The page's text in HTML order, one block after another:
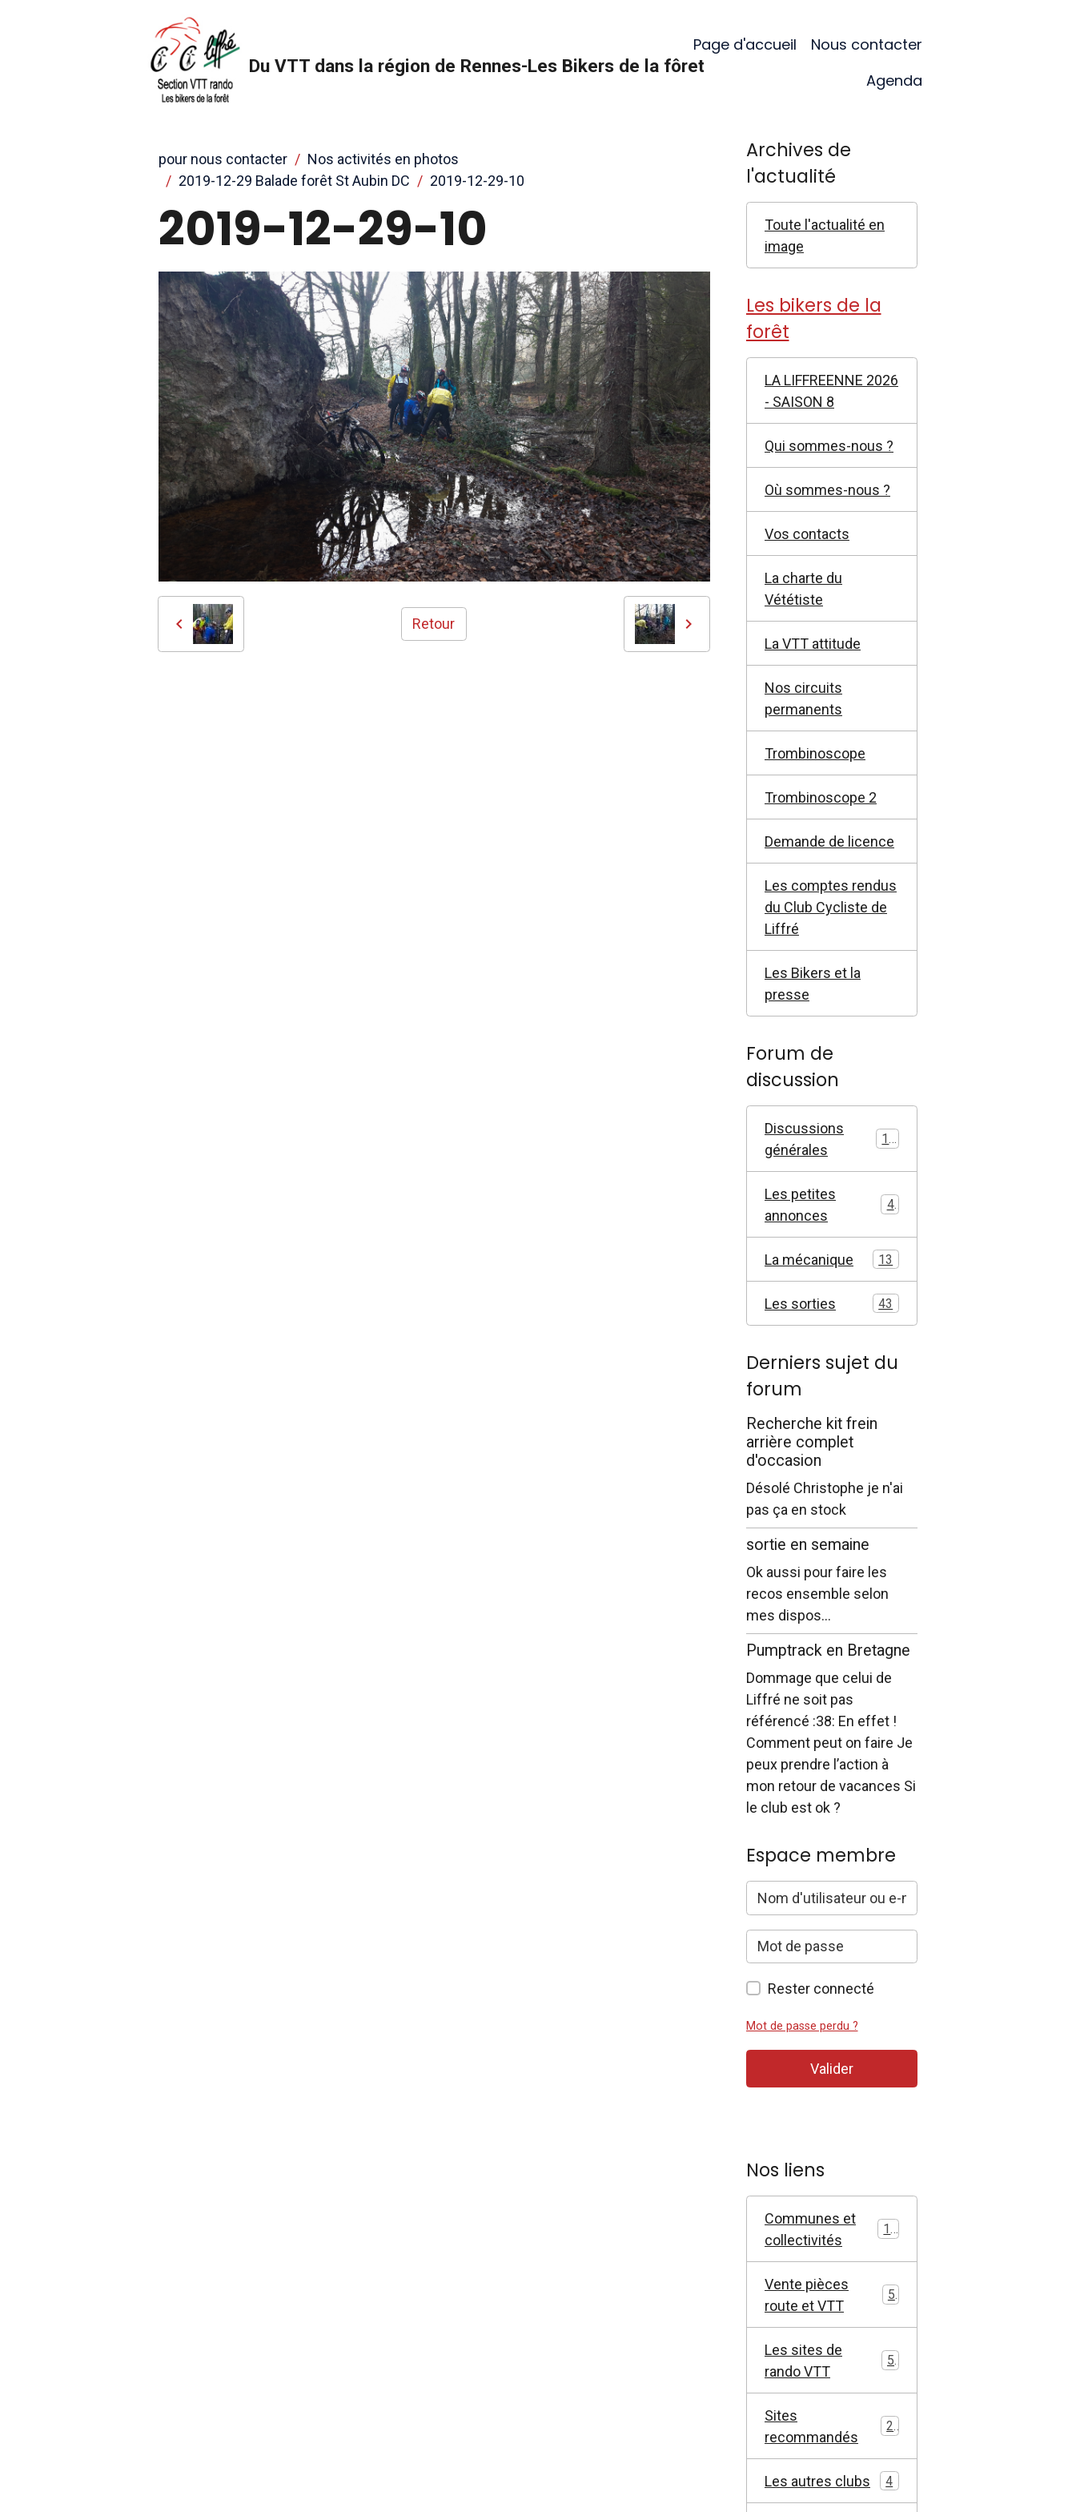
Du VTT dans la région de Rennes-Les Bikers de la fôret
Page d'accueil
Nous contacter
Agenda
pour nous contacter
Nos activités en photos
2019-12-29 Balade forêt St Aubin DC
2019-12-29-10
2019-12-29-10
Retour
Archives de
l'actualité
Toute l'actualité en
image
Les bikers de la
forêt
LA LIFFREENNE 2026
- SAISON 8
Qui sommes-nous ?
Où sommes-nous ?
Vos contacts
La charte du
Vététiste
La VTT attitude
Nos circuits
permanents
Trombinoscope
Trombinoscope 2
Demande de licence
Les comptes rendus
du Club Cycliste de
Liffré
Les Bikers et la
presse
Forum de
discussion
Discussions
générales
17
Les petites
annonces
4
La mécanique 13
Les sorties 43
Derniers sujet du
forum
Recherche kit frein
arrière complet
d'occasion
Désolé Christophe je n'ai
pas ça en stock
sortie en semaine
Ok aussi pour faire les
recos ensemble selon
mes dispos...
Pumptrack en Bretagne
Dommage que celui de
Liffré ne soit pas
référencé :38: En effet !
Comment peut on faire Je
peux prendre l’action à
mon retour de vacances Si
le club est ok ?
Espace membre
Rester connecté
Mot de passe perdu ?
Valider
Nos liens
Communes et
collectivités
11
Vente pièces
route et VTT
5
Les sites de
rando VTT
5
Sites
recommandés
2
Les autres clubs 4